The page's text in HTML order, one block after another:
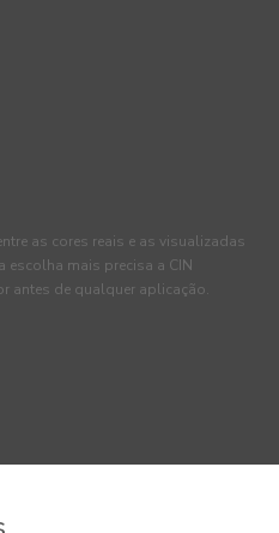
as cores reais e as visualizadas
escolha mais precisa a CIN
antes de qualquer aplicação.